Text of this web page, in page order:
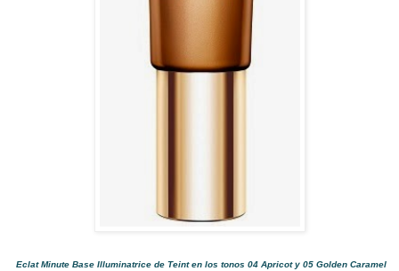
Eclat Minute Base Illuminatrice de Teint en los tonos 04 Apricot y 05 Golden Caramel